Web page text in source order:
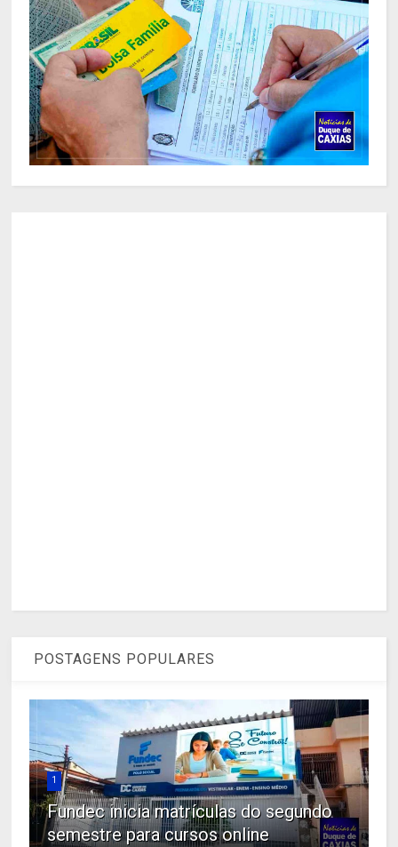
POSTAGENS POPULARES
1
Fundec inicia matrículas do segundo
semestre para cursos online